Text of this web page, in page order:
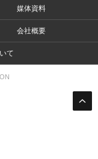
媒体資料
会社概要
て